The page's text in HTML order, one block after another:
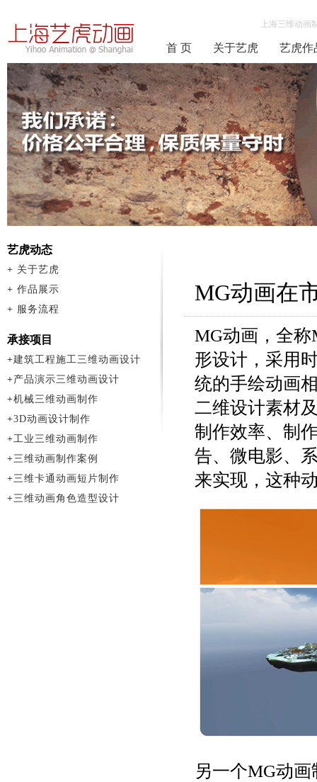
上海三维动
首 页 关于艺虎 艺虎作
MG动画在
MG动画，全称
形设计，采用
统的手绘动画
二维设计素材
制作效率、制
告、微电影、
来实现，这种
另一个MG动
艺虎动态
+ 关于艺虎
+ 作品展示
+ 服务流程
承接项目
+建筑工程施工三维动画设计
+产品演示三维动画设计
+机械三维动画制作
+3D动画设计制作
+工业三维动画制作
+三维动画制作案例
+三维卡通动画短片制作
+三维动画角色造型设计